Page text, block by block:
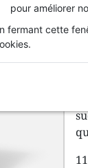
pour améliorer
fermant cette